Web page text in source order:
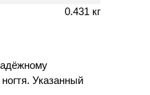
0.431 кг
Указанный